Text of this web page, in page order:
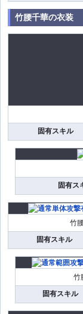
竹腰千華の衣装
固有スキル
固有ス
竹
固有スキル
竹
固有スキル